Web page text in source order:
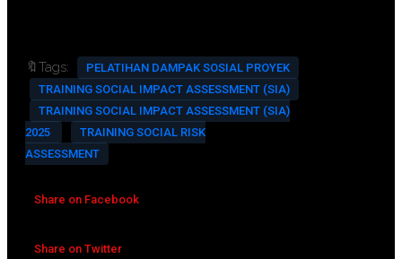
🔖Tags:
PELATIHAN DAMPAK SOSIAL PROYEK
TRAINING SOCIAL IMPACT ASSESSMENT (SIA)
TRAINING SOCIAL IMPACT ASSESSMENT (SIA)
2025
TRAINING SOCIAL RISK
ASSESSMENT
Share on Facebook
Share on Twitter